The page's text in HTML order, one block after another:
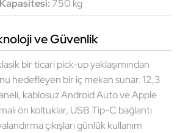
750 kg
ve Güvenlik
bir ticari pick-up yaklaşımından
hedefleyen bir iç mekan sunar. 12,3
kablosuz Android Auto ve Apple
ön koltuklar, USB Tip-C bağlantı
çıkışları günlük kullanım